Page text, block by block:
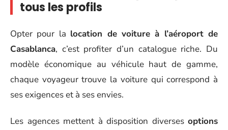
tous les profils
Opter pour la location de voiture à l’aéroport de
Casablanca, c’est profiter d’un catalogue riche. Du
modèle économique au véhicule haut de gamme,
chaque voyageur trouve la voiture qui correspond à
ses exigences et à ses envies.
Les agences mettent à disposition diverses options